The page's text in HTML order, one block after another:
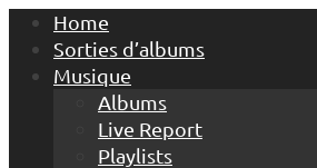
Home
Sorties d’albums
Musique
Albums
Live Report
Playlists